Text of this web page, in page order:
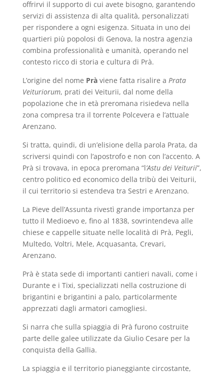
offrirvi il supporto di cui avete bisogno, garantendo
servizi di assistenza di alta qualità, personalizzati
per rispondere a ogni esigenza. Situata in uno dei
quartieri più popolosi di Genova, la nostra agenzia
combina professionalità e umanità, operando nel
contesto ricco di storia e cultura di Prà.
L’origine del nome Pràviene fatta risalire a Prata
Veituriorum, prati dei Veiturii, dal nome della
popolazione che in età preromana risiedeva nella
zona compresa tra il torrente Polcevera e l’attuale
Arenzano.
Si tratta, quindi, di un’elisione della parola Prata, da
scriversi quindi con l’apostrofo e non con l’accento. A
Prà si trovava, in epoca preromana “l’Astu dei Veiturii”,
centro politico ed economico della tribù dei Veiturii,
il cui territorio si estendeva tra Sestri e Arenzano.
La Pieve dell’Assunta rivestì grande importanza per
tutto il Medioevo e, fino al 1838, sovrintendeva alle
chiese e cappelle situate nelle località di Prà, Pegli,
Multedo, Voltri, Mele, Acquasanta, Crevari,
Arenzano.
Prà è stata sede di importanti cantieri navali, come i
Durante e i Tixi, specializzati nella costruzione di
brigantini e brigantini a palo, particolarmente
apprezzati dagli armatori camogliesi.
Si narra che sulla spiaggia di Prà furono costruite
parte delle galee utilizzate da Giulio Cesare per la
conquista della Gallia.
La spiaggia e il territorio pianeggiante circostante,